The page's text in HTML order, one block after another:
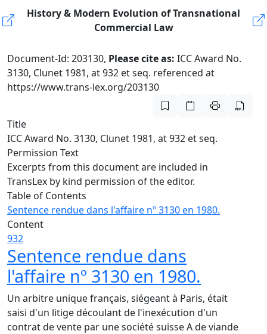
History & Modern Evolution of Transnational
Commercial Law
Document-Id: 203130, Please cite as: ICC Award No.
3130, Clunet 1981, at 932 et seq. referenced at
https://www.trans-lex.org/203130
Title
ICC Award No. 3130, Clunet 1981, at 932 et seq.
Permission Text
Excerpts from this document are included in
TransLex by kind permission of the editor.
Table of Contents
Sentence rendue dans l'affaire nº 3130 en 1980.
Content
932
Sentence rendue dans
l'affaire nº 3130 en 1980.
Un arbitre unique français, siégeant à Paris, était
saisi d'un litige découlant de l'inexécution d'un
contrat de vente par une société suisse A de viande